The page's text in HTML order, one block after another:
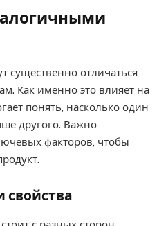
существенно отличаться
Как именно это влияет на
понять, насколько один
другого. Важно
факторов, чтобы
свойства